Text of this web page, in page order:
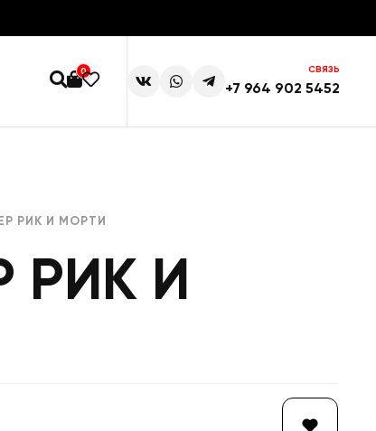
0 СВЯЗЬ
+7 964 902 5452
РИК И МОРТИ
РИК И